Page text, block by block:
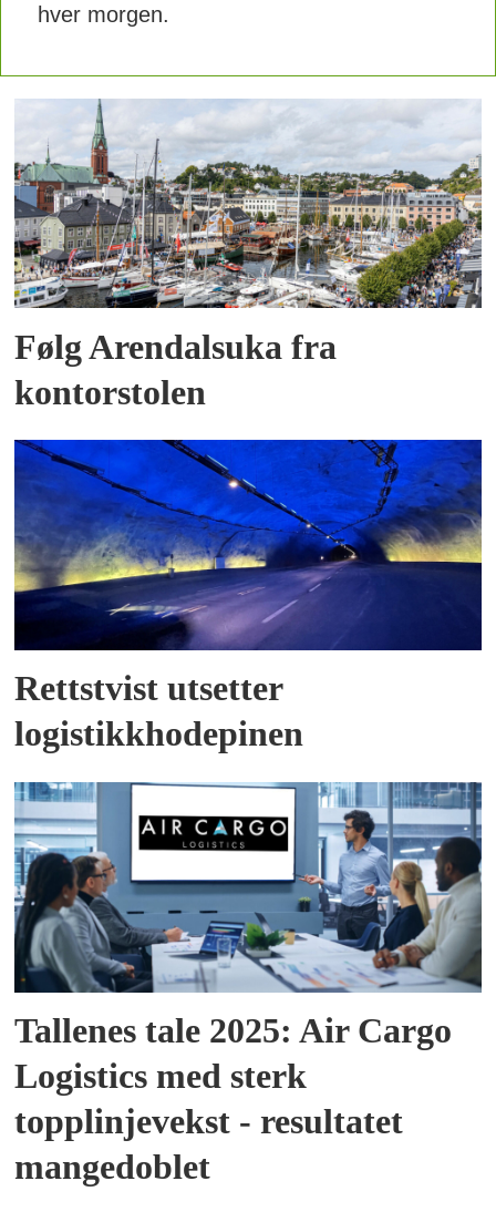
hver morgen.
Følg Arendalsuka fra
kontorstolen
Rettstvist utsetter
logistikkhodepinen
Tallenes tale 2025: Air Cargo
Logistics med sterk
topplinjevekst - resultatet
mangedoblet